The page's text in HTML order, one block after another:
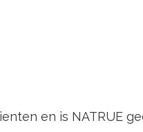
en is NATRUE